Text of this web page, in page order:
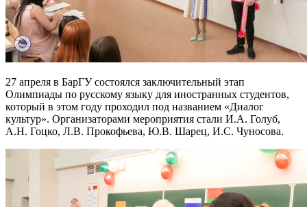
27 апреля в БарГУ состоялся заключительный этап
Олимпиады по русскому языку для иностранных студентов,
который в этом году проходил под названием «Диалог
культур». Организаторами мероприятия стали И.А. Голуб,
А.Н. Гоцко, Л.В. Прокофьева, Ю.В. Шарец, И.С. Чуносова.